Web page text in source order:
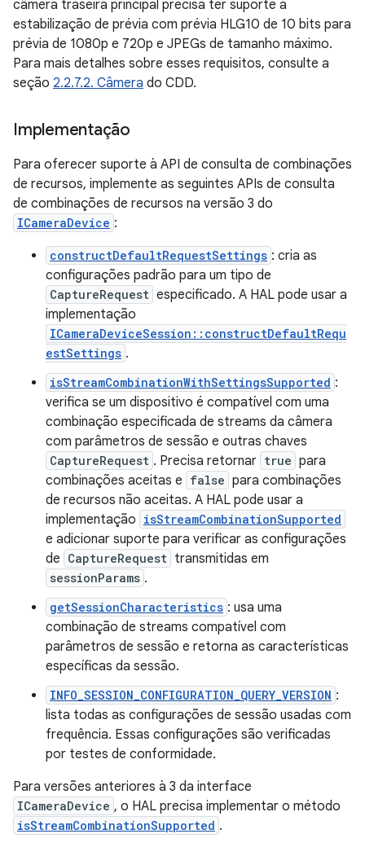
câmera traseira principal precisa ter suporte à
estabilização de prévia com prévia HLG10 de 10 bits para
prévia de 1080p e 720p e JPEGs de tamanho máximo.
Para mais detalhes sobre esses requisitos, consulte a
seção 2.2.7.2. Câmera do CDD.
Implementação
Para oferecer suporte à API de consulta de combinações
de recursos, implemente as seguintes APIs de consulta
de combinações de recursos na versão 3 do
ICameraDevice :
constructDefaultRequestSettings : cria as
configurações padrão para um tipo de
CaptureRequest especificado. A HAL pode usar a
implementação
ICameraDeviceSession::constructDefaultRequ
estSettings .
isStreamCombinationWithSettingsSupported :
verifica se um dispositivo é compatível com uma
combinação especificada de streams da câmera
com parâmetros de sessão e outras chaves
CaptureRequest . Precisa retornar true para
combinações aceitas e false para combinações
de recursos não aceitas. A HAL pode usar a
implementação isStreamCombinationSupported
e adicionar suporte para verificar as configurações
de CaptureRequest transmitidas em
sessionParams .
getSessionCharacteristics : usa uma
combinação de streams compatível com
parâmetros de sessão e retorna as características
específicas da sessão.
INFO_SESSION_CONFIGURATION_QUERY_VERSION :
lista todas as configurações de sessão usadas com
frequência. Essas configurações são verificadas
por testes de conformidade.
Para versões anteriores à 3 da interface
ICameraDevice , o HAL precisa implementar o método
isStreamCombinationSupported .